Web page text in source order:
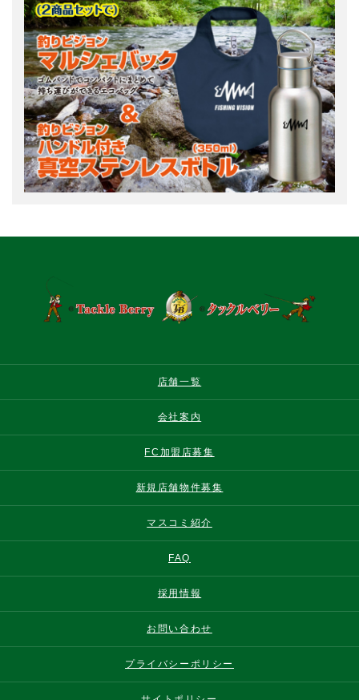
店舗一覧
会社案内
FC加盟店募集
新規店舗物件募集
マスコミ紹介
FAQ
採用情報
お問い合わせ
プライバシーポリシー